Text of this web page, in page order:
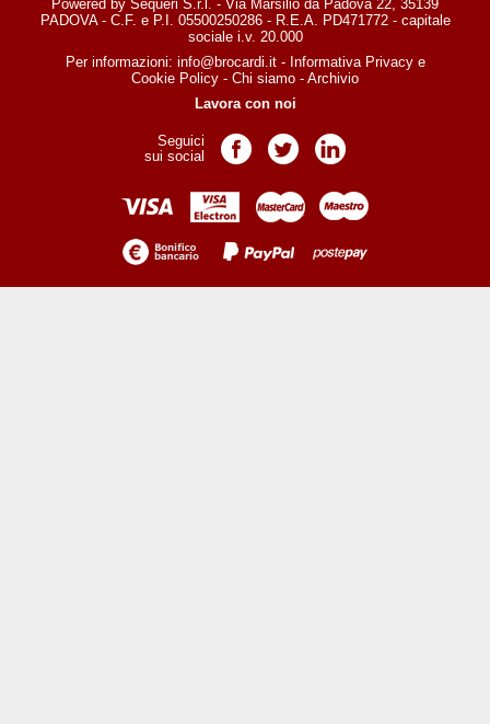
Powered by Sequeri S.r.l. - Via Marsilio da Padova 22, 35139
PADOVA - C.F. e P.I. 05500250286 - R.E.A. PD471772 - capitale
sociale i.v. 20.000
Per informazioni: info@brocardi.it- Informativa Privacye
Cookie Policy - Chi siamo - Archivio
Lavora con noi
Seguici
sui social
Pagina Facebook
Pagina TwitterPagina LinkedIn